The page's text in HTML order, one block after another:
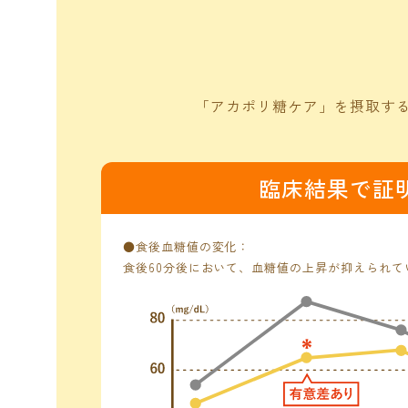
「アカポリ糖ケア」を摂取
臨床結果で証
●食後血糖値の変化：
食後60分後において、血糖値の上昇が抑えられ